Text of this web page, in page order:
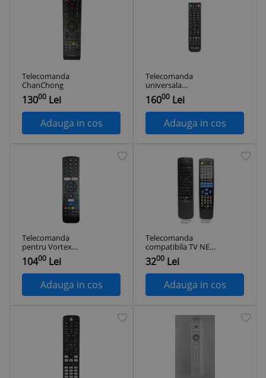
Telecomanda
ChanChong
13000 Lei
Adauga in cos
Telecomanda
universala
programabila
16000 Lei
Adauga in cos
Telecomanda
pentru Vortex
Facebook
10400 Lei
Adauga in cos
Telecomanda
compatibila TV NEI
E5 IR513 (69)
3200 Lei
Adauga in cos